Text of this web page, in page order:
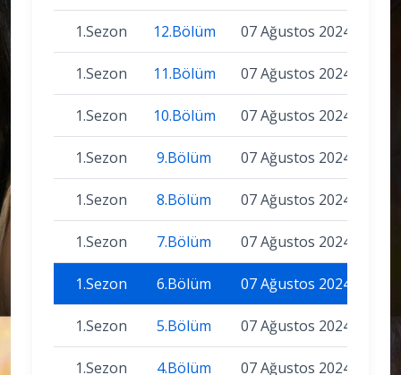
1.Sezon 12.Bölüm 07 Ağustos 2024
1.Sezon 11.Bölüm 07 Ağustos 2024
1.Sezon 10.Bölüm 07 Ağustos 2024
1.Sezon 9.Bölüm 07 Ağustos 2024
1.Sezon 8.Bölüm 07 Ağustos 2024
1.Sezon 7.Bölüm 07 Ağustos 2024
1.Sezon 6.Bölüm 07 Ağustos 2024
1.Sezon 5.Bölüm 07 Ağustos 2024
1.Sezon 4.Bölüm 07 Ağustos 2024